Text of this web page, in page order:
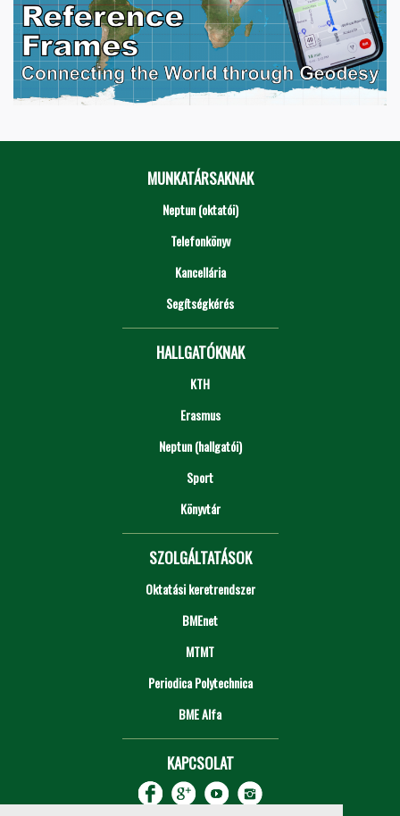
MUNKATÁRSAKNAK
Neptun (oktatói)
Telefonkönyv
Kancellária
Segítségkérés
HALLGATÓKNAK
KTH
Erasmus
Neptun (hallgatói)
Sport
Könyvtár
SZOLGÁLTATÁSOK
Oktatási keretrendszer
BMEnet
MTMT
Periodica Polytechnica
BME Alfa
KAPCSOLAT